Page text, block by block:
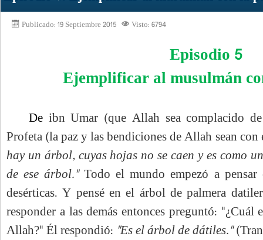
Publicado: 19 Septiembre 2015 Visto: 6794
Episodio 5
Ejemplificar al musulmán
De ibn Umar (que Allah sea complacido
Profeta (la paz y las bendiciones de Allah sean
hay un árbol, cuyas hojas no se caen y es como
de ese árbol."Todo el mundo empezó a pensar
desérticas. Y pensé en el árbol de palmera
responder a las demás entonces preguntó: "¿Cuál
Allah?" Él respondió: "Es el árbol de dátiles."